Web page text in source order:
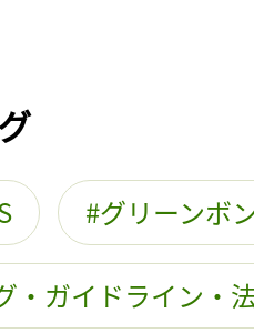
グリーンボ
・ガイドライン・